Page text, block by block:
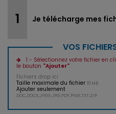
Je télécharge mes
VOS
1 - Sélectionnez votre fichier en
le bouton "Ajouter"
Fichiers drop ici
Taille maximale du fichier 10 MB
Ajouter seulement
DOC,DOCX,JPEG,JPG,PDF,PNG,TXT,ZIP